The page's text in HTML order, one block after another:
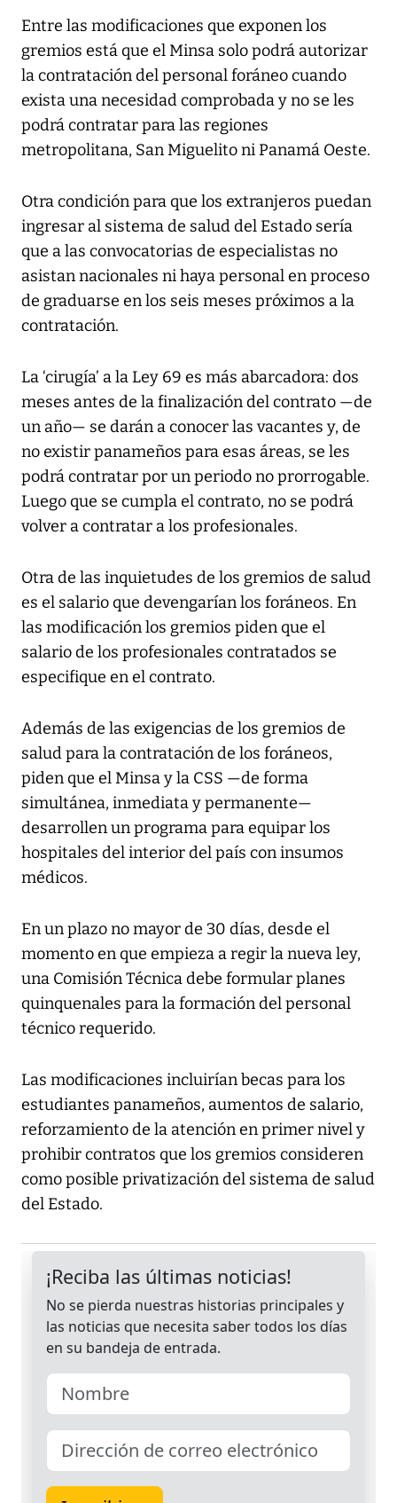
Entre las modificaciones que exponen los
gremios está que el Minsa solo podrá autorizar
la contratación del personal foráneo cuando
exista una necesidad comprobada y no se les
podrá contratar para las regiones
metropolitana, San Miguelito ni Panamá Oeste.
Otra condición para que los extranjeros puedan
ingresar al sistema de salud del Estado sería
que a las convocatorias de especialistas no
asistan nacionales ni haya personal en proceso
de graduarse en los seis meses próximos a la
contratación.
La ‘cirugía’ a la Ley 69 es más abarcadora: dos
meses antes de la finalización del contrato —de
un año— se darán a conocer las vacantes y, de
no existir panameños para esas áreas, se les
podrá contratar por un periodo no prorrogable.
Luego que se cumpla el contrato, no se podrá
volver a contratar a los profesionales.
Otra de las inquietudes de los gremios de salud
es el salario que devengarían los foráneos. En
las modificación los gremios piden que el
salario de los profesionales contratados se
especifique en el contrato.
Además de las exigencias de los gremios de
salud para la contratación de los foráneos,
piden que el Minsa y la CSS —de forma
simultánea, inmediata y permanente—
desarrollen un programa para equipar los
hospitales del interior del país con insumos
médicos.
En un plazo no mayor de 30 días, desde el
momento en que empieza a regir la nueva ley,
una Comisión Técnica debe formular planes
quinquenales para la formación del personal
técnico requerido.
Las modificaciones incluirían becas para los
estudiantes panameños, aumentos de salario,
reforzamiento de la atención en primer nivel y
prohibir contratos que los gremios consideren
como posible privatización del sistema de salud
del Estado.